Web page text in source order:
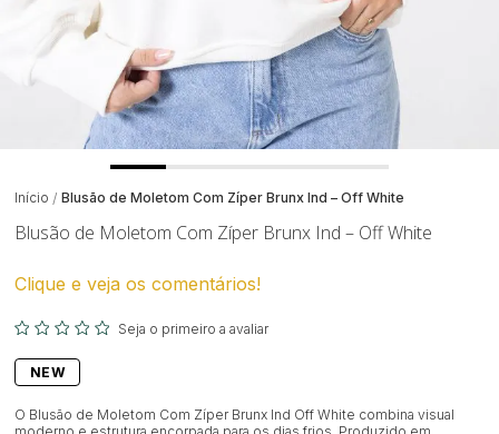
Início Blusão de Moletom Com Zíper Brunx Ind – Off White
Blusão de Moletom Com Zíper Brunx Ind – Off White
Clique e veja os comentários!
Seja o primeiro a avaliar
NEW
O Blusão de Moletom Com Zíper Brunx Ind Off White combina visual